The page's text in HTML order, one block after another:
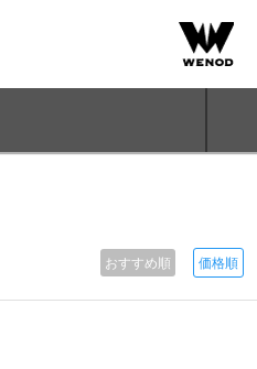
おすすめ順 価格順